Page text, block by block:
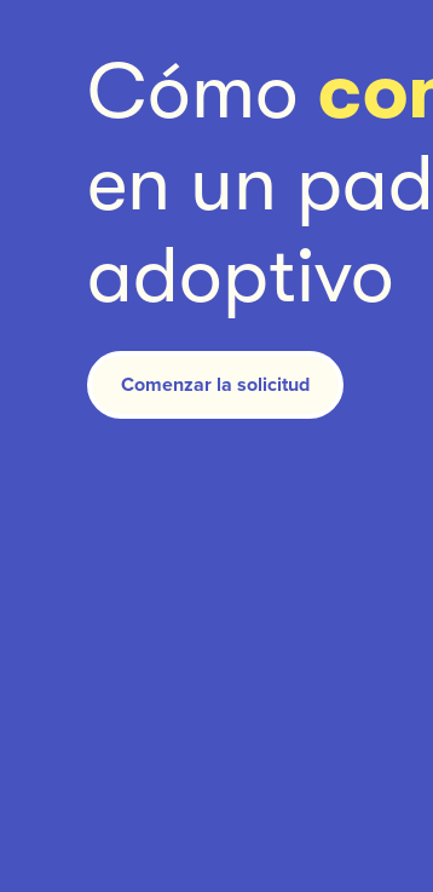
Cómo
en un
adoptivo
Comenzar la solicitud